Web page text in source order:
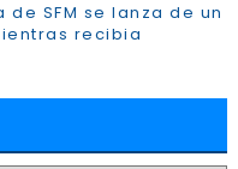
SFM se lanza de un
recibia